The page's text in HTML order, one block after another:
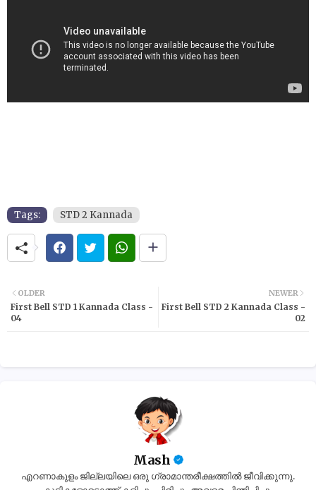
Tags: STD 2 Kannada
NEWER
First Bell STD 2 Kannada Class -
02
OLDER
First Bell STD 1 Kannada Class -
04
Mash
എറണാകുളം ജില്ലയിലെ ഒരു ഗ്രാമാന്തരീക്ഷത്തിൽ ജീവിക്കുന്നു.